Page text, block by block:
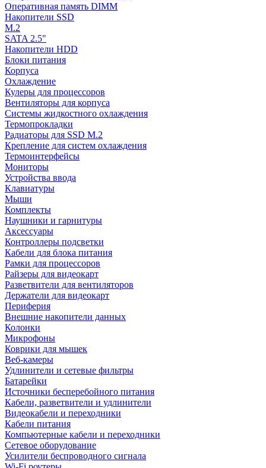
Оперативная память DIMM
Накопители SSD
M.2
SATA 2.5"
Накопители HDD
Блоки питания
Корпуса
Охлаждение
Кулеры для процессоров
Вентиляторы для корпуса
Системы жидкостного охлаждения
Термопрокладки
Радиаторы для SSD M.2
Крепление для систем охлаждения
Термоинтерфейсы
Мониторы
Устройства ввода
Клавиатуры
Мыши
Комплекты
Наушники и гарнитуры
Аксессуары
Контроллеры подсветки
Кабели для блока питания
Рамки для процессоров
Райзеры для видеокарт
Разветвители для вентиляторов
Держатели для видеокарт
Периферия
Внешние накопители данных
Колонки
Микрофоны
Коврики для мышек
Веб-камеры
Удлинители и сетевые фильтры
Батарейки
Источники бесперебойного питания
Кабели, разветвители и удлинители
Видеокабели и переходники
Кабели питания
Компьютерные кабели и переходники
Сетевое оборудование
Усилители беспроводного сигнала